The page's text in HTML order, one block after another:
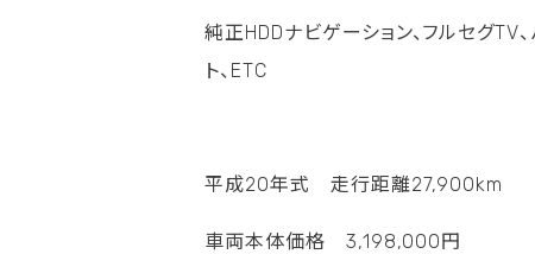
純正HDDナビゲーション、フルセグTV
ト、ETC
平成20年式 走行距離27,900km
車両本体価格 3,198,000円